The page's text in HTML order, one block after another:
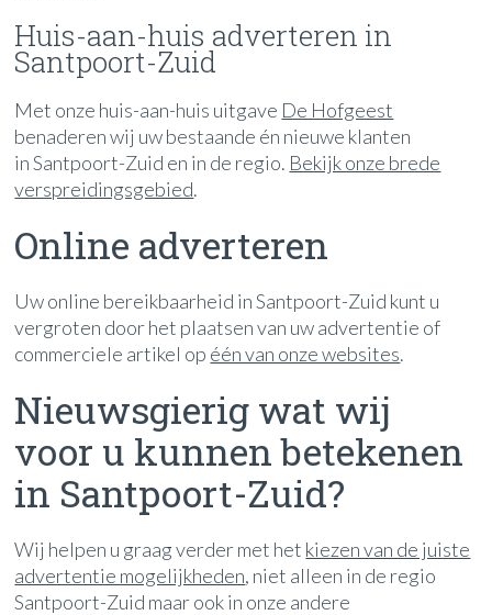
Huis-aan-huis adverteren in
Santpoort-Zuid
Met onze huis-aan-huis uitgave De Hofgeest
benaderen wij uw bestaande én nieuwe klanten
in Santpoort-Zuid en in de regio. Bekijk onze brede
verspreidingsgebied.
Online adverteren
Uw online bereikbaarheid in Santpoort-Zuid kunt u
vergroten door het plaatsen van uw advertentie of
commerciele artikel op één van onze websites.
Nieuwsgierig wat wij
voor u kunnen betekenen
in Santpoort-Zuid?
Wij helpen u graag verder met het kiezen van de juiste
advertentie mogelijkheden, niet alleen in de regio
Santpoort-Zuid maar ook in onze andere